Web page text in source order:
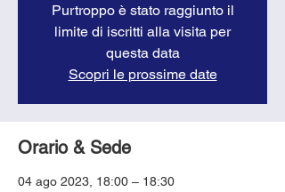
Purtroppo è stato raggiunto il
limite di iscritti alla visita per
questa data
Scopri le prossime date
Orario & Sede
04 ago 2023, 18:00 – 18:30